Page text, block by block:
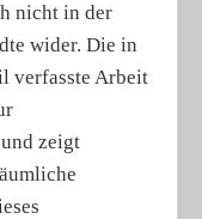
nicht in der
wider. Die in
verfasste Arbeit
zeigt